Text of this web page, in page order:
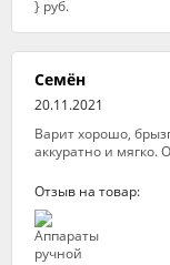
Семён
20.11.2021
Варит хорошо,
аккуратно и мягко.
Отзыв на товар: